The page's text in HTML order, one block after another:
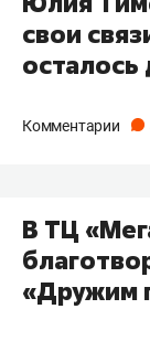
свои
Комментарии
В ТЦ
«Дружим